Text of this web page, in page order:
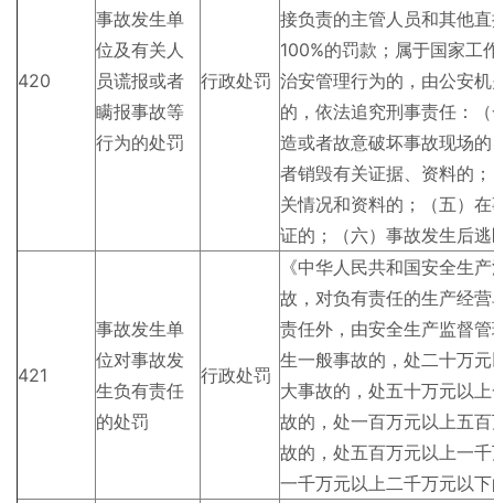
420
事故发生单
位及有关人
员谎报或者
瞒报事故等
行为的处罚
行政处罚
接负责的主管人员和其他
100%的罚款；属于国家工
治安管理行为的，由公安
的，依法追究刑事责任：
造或者故意破坏事故现场
者销毁有关证据、资料的
关情况和资料的；（五）
证的；（六）事故发生后
421
事故发生单
位对事故发
生负有责任
的处罚
行政处罚
《中华人民共和国安全生
故，对负有责任的生产经
责任外，由安全生产监督
生一般事故的，处二十万
大事故的，处五十万元以
故的，处一百万元以上五
故的，处五百万元以上一
一千万元以上二千万元以